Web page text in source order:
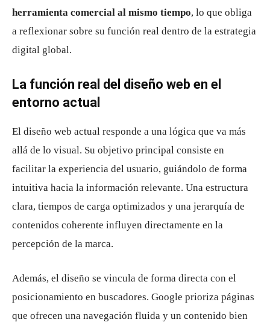
herramienta comercial al mismo tiempo, lo que obliga
a reflexionar sobre su función real dentro de la estrategia
digital global.
La función real del diseño web en el
entorno actual
El diseño web actual responde a una lógica que va más
allá de lo visual. Su objetivo principal consiste en
facilitar la experiencia del usuario, guiándolo de forma
intuitiva hacia la información relevante. Una estructura
clara, tiempos de carga optimizados y una jerarquía de
contenidos coherente influyen directamente en la
percepción de la marca.
Además, el diseño se vincula de forma directa con el
posicionamiento en buscadores. Google prioriza páginas
que ofrecen una navegación fluida y un contenido bien